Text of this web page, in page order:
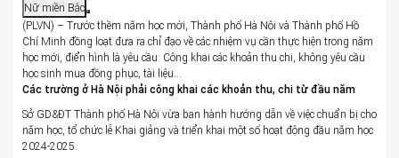
0:00
Nữ miền Bắc
(PLVN) – Trước thềm năm học mới, Thành phố Hà Nội và Thành phố Hồ
Chí Minh đồng loạt đưa ra chỉ đạo về các nhiệm vụ cần thực hiện trong năm
học mới, điển hình là yêu cầu: Công khai các khoản thu chi, không yêu cầu
học sinh mua đồng phục, tài liệu…
Các trường ở Hà Nội phải công khai các khoản thu, chi từ đầu năm
Sở GD&ĐT Thành phố Hà Nội vừa ban hành hướng dẫn về việc chuẩn bị cho
năm học, tổ chức lễ Khai giảng và triển khai một số hoạt động đầu năm học
2024-2025.